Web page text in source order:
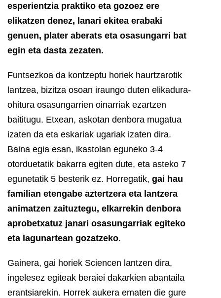
esperientzia praktiko eta gozoez ere
elikatzen denez, lanari ekitea erabaki
genuen, plater aberats eta osasungarri bat
egin eta dasta zezaten.
Funtsezkoa da kontzeptu horiek haurtzarotik
lantzea, bizitza osoan iraungo duten elikadura-
ohitura osasungarrien oinarriak ezartzen
baititugu. Etxean, askotan denbora mugatua
izaten da eta eskariak ugariak izaten dira.
Baina egia esan, ikastolan eguneko 3-4
otorduetatik bakarra egiten dute, eta asteko 7
egunetatik 5 besterik ez. Horregatik, gai hau
familian etengabe aztertzera eta lantzera
animatzen zaituztegu, elkarrekin denbora
aprobetxatuz janari osasungarriak egiteko
eta lagunartean gozatzeko.
Gainera, gai horiek Sciencen lantzen dira,
ingelesez egiteak beraiei dakarkien abantaila
erantsiarekin. Horrek aukera ematen die gure